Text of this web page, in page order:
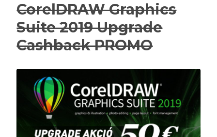
CorelDRAW Graphics
Suite 2019 Upgrade
Cashback PROMO